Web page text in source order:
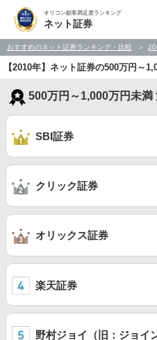
オリコン顧客満足度ランキング
ネット証券
おすすめのネット証券ランキング・比較
【2010年】ネット証券の500万円～
500万円～1,000万円未満
SBI証券
クリック証券
オリックス証券
楽天証券
野村ジョイ（旧：ジョイ